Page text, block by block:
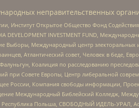
неправительственных
Институт Открытое Общество Фонд
INVESTMENT FUND,
Выборы, Международный центр
Атлантический совет, Человек в беде,
Коалиция по расследованию
при Совете Европы, Центр либеральной
России, Компания свободы информации,
Международный Библейский Колледж,
Польша, СВОБОДНЫЙ ИДЕЛЬ-УРАЛ,